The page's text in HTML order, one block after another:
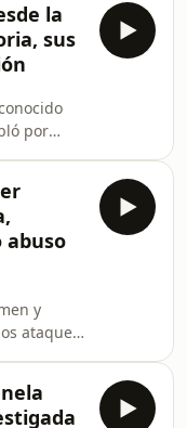
que
luego
les
delitos y
la
sus
por
sobre
grupo
abuso
y
ataques
acto
resistir.